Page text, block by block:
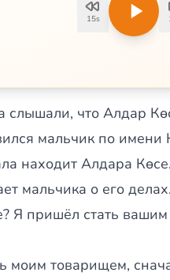
15s
что Алдар
мальчик по имени
находит Алдара
мальчика о его
Я пришёл стать
моим товарищем,